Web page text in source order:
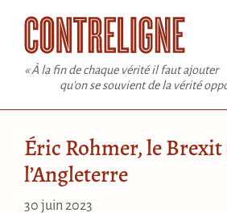
contenu
« À la fin de chaque vérité il faut ajouter
qu'on se souvient de la vérité
Éric Rohmer, le Brexit
l’Angleterre
30 juin 2023